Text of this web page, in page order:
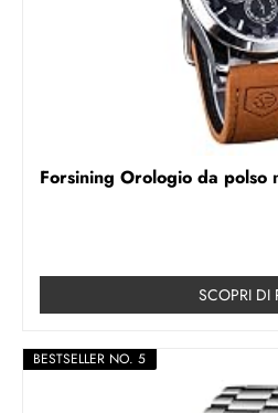
Forsining Orologio da polso
SCOPRI DI
BESTSELLER NO. 5